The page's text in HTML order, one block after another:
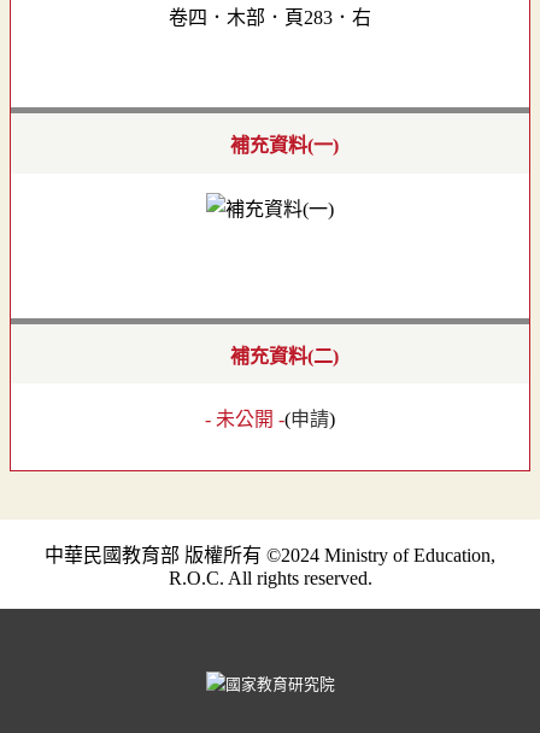
卷四．木部．頁283．右
補充資料(一)
補充資料(二)
- 未公開 -(申請)
中華民國教育部 版權所有 ©2024 Ministry of Education,
R.O.C. All rights reserved.